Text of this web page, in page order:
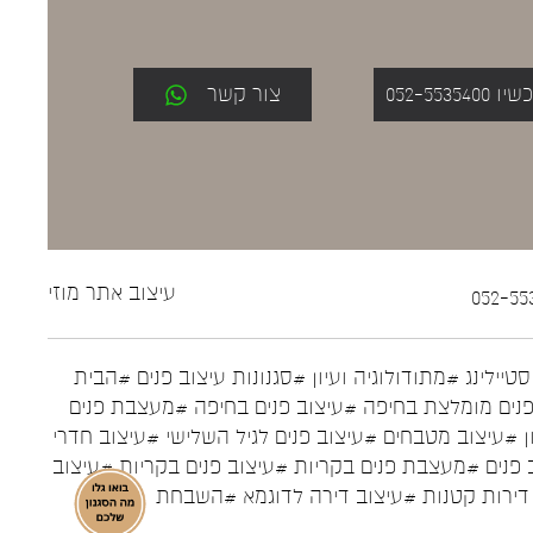
צור קשר
עיצוב אתר מוזי
#מתודולוגיה ועיון #סגנונות עיצוב פנים #הבית
מומלצת בחיפה #עיצוב פנים בחיפה #מעצבת פנים
#עיצוב מטבחים #עיצוב פנים לגיל השלישי #עיצוב חדרי
פנים #מעצבת פנים בקריות #עיצוב פנים בקריות #עיצוב
קטנות #עיצוב דירה לדוגמא #השבחת